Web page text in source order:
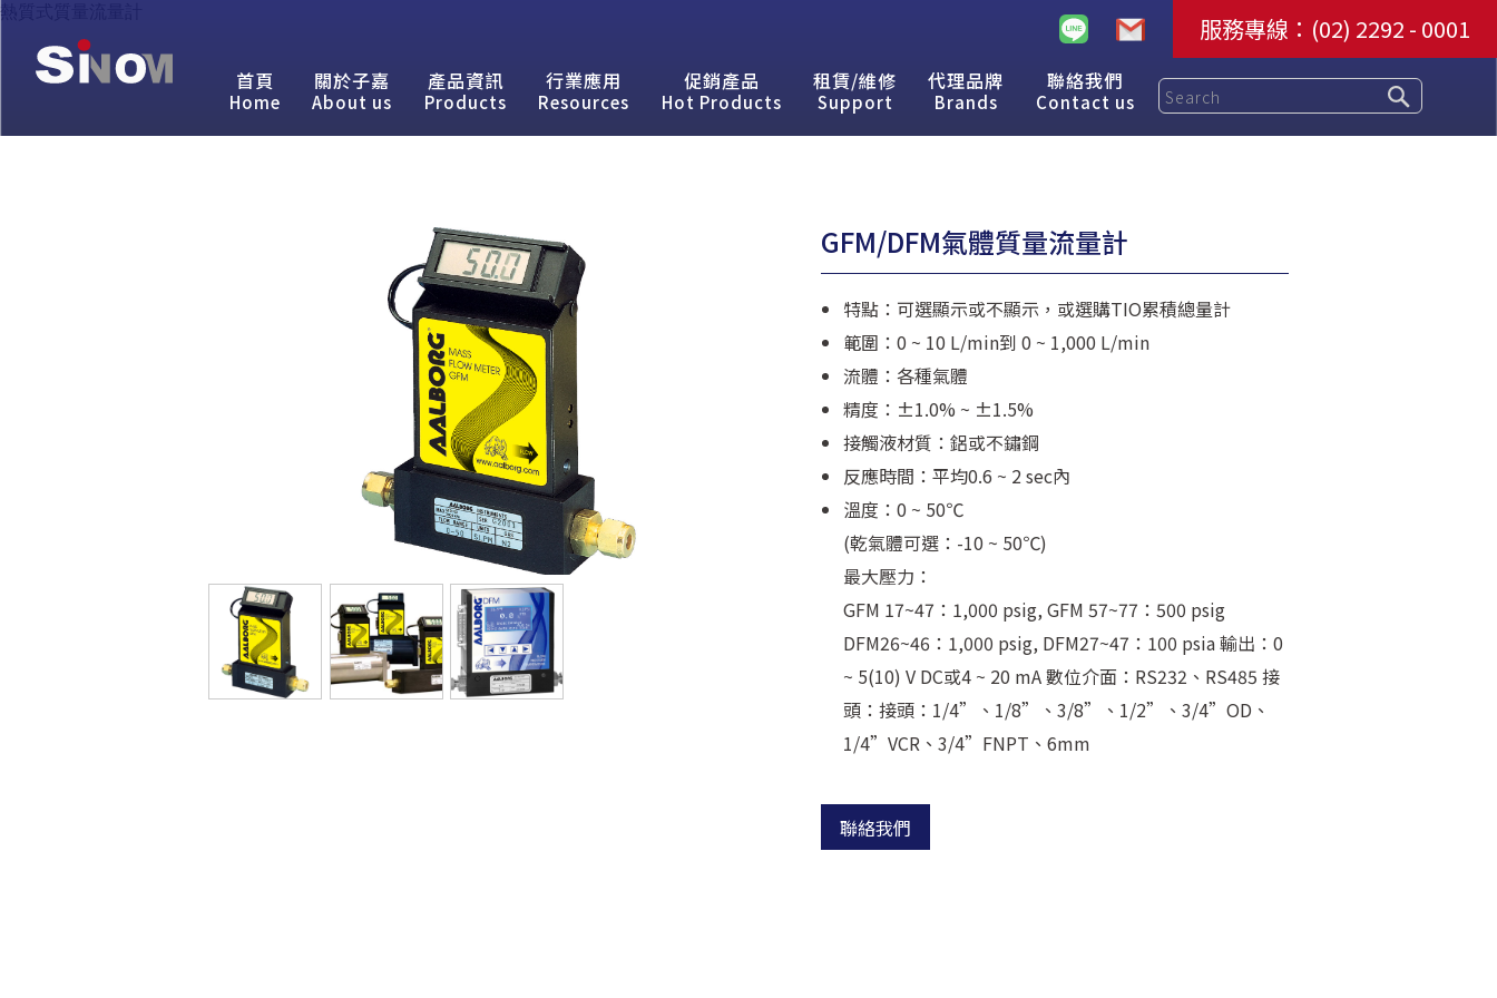
熱質式質量流量計
服務專線： (02) 2292 - 0001
首頁
Home
關於子嘉
About us
產品資訊
Products
行業應用
Resources
促銷產品
Hot Products
租賃/維修
Support
代理品牌
Brands
聯絡我們
Contact us
GFM/DFM氣體質量流量計
特點：可選顯示或不顯示，或選購TIO累積總量計
範圍：0 ~ 10 L/min到 0 ~ 1,000 L/min
流體：各種氣體
精度：±1.0% ~ ±1.5%
接觸液材質：鋁或不鏽鋼
反應時間：平均0.6 ~ 2 sec內
溫度：0 ~ 50℃
(乾氣體可選：-10 ~ 50℃)
最大壓力：
GFM 17~47：1,000 psig, GFM 57~77：500 psig
DFM26~46：1,000 psig, DFM27~47：100 psia輸出：0
~ 5(10) V DC或4 ~ 20 mA數位介面：RS232、RS485 接
頭：接頭：1/4”、1/8”、3/8”、1/2”、3/4”OD、
1/4”VCR、3/4”FNPT、6mm
聯絡我們